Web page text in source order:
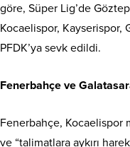
göre, Süper Lig’de
Kocaelispor, Kayserispor,
PFDK’ya sevk edildi.
Fenerbahçe ve
Fenerbahçe, Kocaelispor
ve “talimatlara aykırı